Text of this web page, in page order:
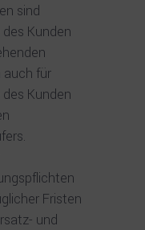
sind
Kunden
auch für
Kunden
Fristen
und